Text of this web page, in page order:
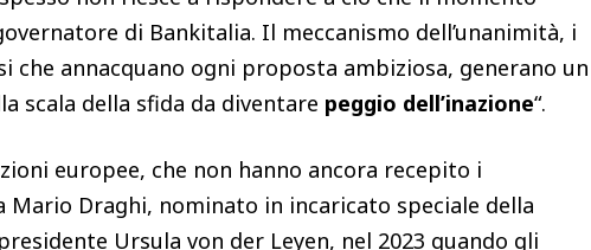
di Bankitalia. Il meccanismo dell’unanimità, i
che annacquano ogni proposta ambiziosa, generano un
scala della sfida da diventare peggio dell’inazione“.
europee, che non hanno ancora recepito i
Draghi, nominato in incaricato speciale della
Ursula von der Leyen, nel 2023 quando gli